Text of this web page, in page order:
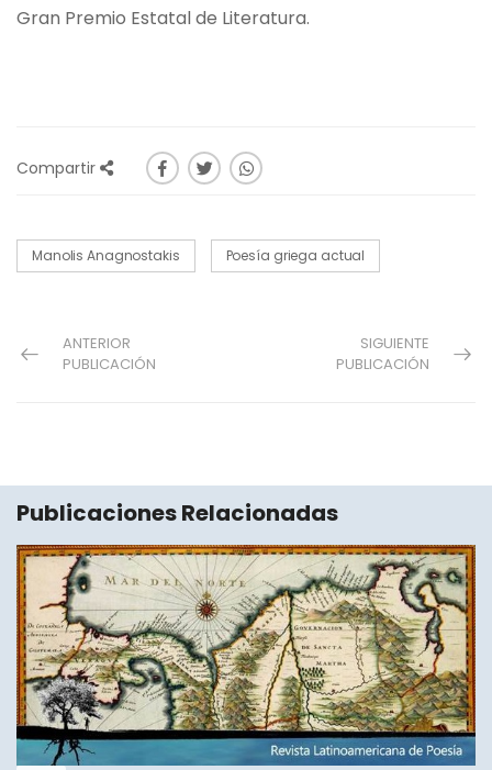
Gran Premio Estatal de Literatura.
Compartir
Manolis Anagnostakis Poesía griega actual
ANTERIOR
PUBLICACIÓN
SIGUIENTE
PUBLICACIÓN
Publicaciones Relacionadas